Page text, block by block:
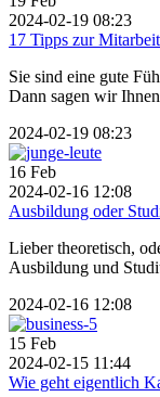
2024-02-19 08:23
17 Tipps zur
Sie sind eine gute
Dann sagen wir
2024-02-19 08:23
16 Feb
2024-02-16 12:08
Ausbildung oder
Lieber theoretisch,
Ausbildung und
2024-02-16 12:08
15 Feb
2024-02-15 11:44
Wie geht eigentlich